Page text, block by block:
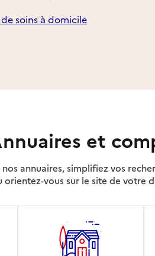
soins à domicile
et
nos annuaires, simplifiez vos
orientez-vous sur le site de votre